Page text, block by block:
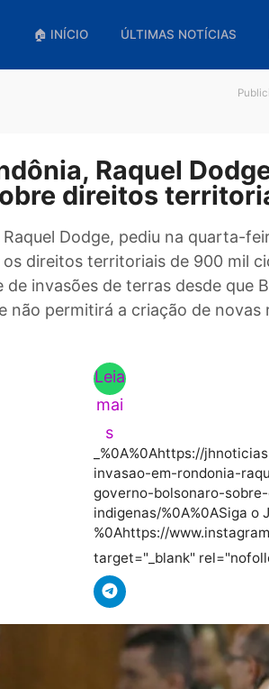
🏠 INÍCIO ÚLTIMAS
Raquel
sobre direitos
Raquel Dodge, pediu na
os direitos territoriais de
de invasões de terras
que não permitirá a criação
mai
s
invasao-em-
governo-
indigenas/
target="_blank"